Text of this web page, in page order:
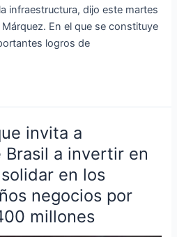
infraestructura, dijo este martes
En el que se constituye
logros de
invita a
Brasil a invertir en
en los
negocios por
millones